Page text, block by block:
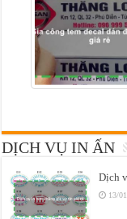
DỊCH VỤ IN ẤN
Dịch
13/